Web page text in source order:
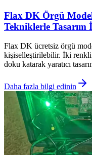
Flax DK Örgü
Tekniklerle Tasarım
Flax DK ücretsiz örgü
kişiselleştirilebilir. İki renkli
doku katarak yaratıcı
Daha fazla bilgi edinin